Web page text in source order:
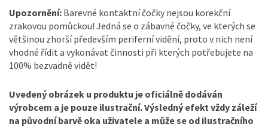
Upozornění: Barevné kontaktní čočky nejsou korekční
zrakovou pomůckou! Jedná se o zábavné čočky, ve kterých se
většinou zhorší především periferní vidění, proto v nich není
vhodné řídit a vykonávat činnosti při kterých potřebujete na
100% bezvadně vidět!
Uvedený obrázek u produktu je oficiálně dodáván
výrobcem a je pouze ilustrační. Výsledný efekt vždy záleží
na původní barvě oka uživatele a může se od ilustračního